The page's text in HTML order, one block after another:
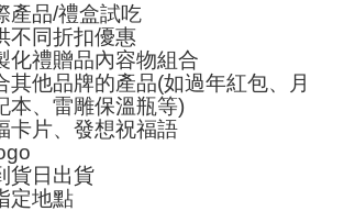
產品/禮盒試吃
不同折扣優惠
化禮贈品內容物組合
其他品牌的產品(如過年紅包、月
、 雷雕保溫瓶等)
卡片、發想祝福語
貨日出貨
定地點